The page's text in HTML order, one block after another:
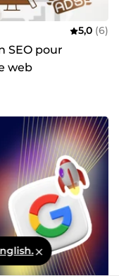
5,0 (6)
SEO pour
web